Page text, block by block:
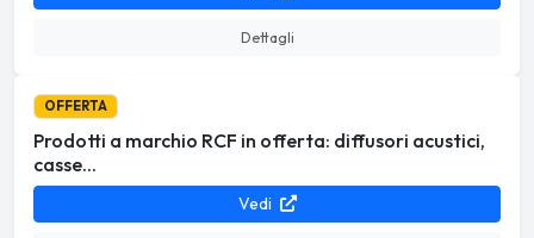
Dettagli
OFFERTA
Prodotti a marchio RCF in offerta: diffusori acustici,
casse...
Vedi